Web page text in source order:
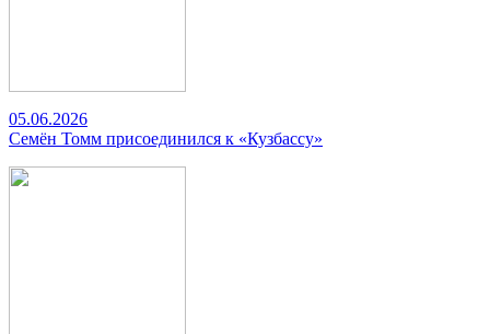
05.06.2026
Семён Томм присоединился к «Кузбассу»